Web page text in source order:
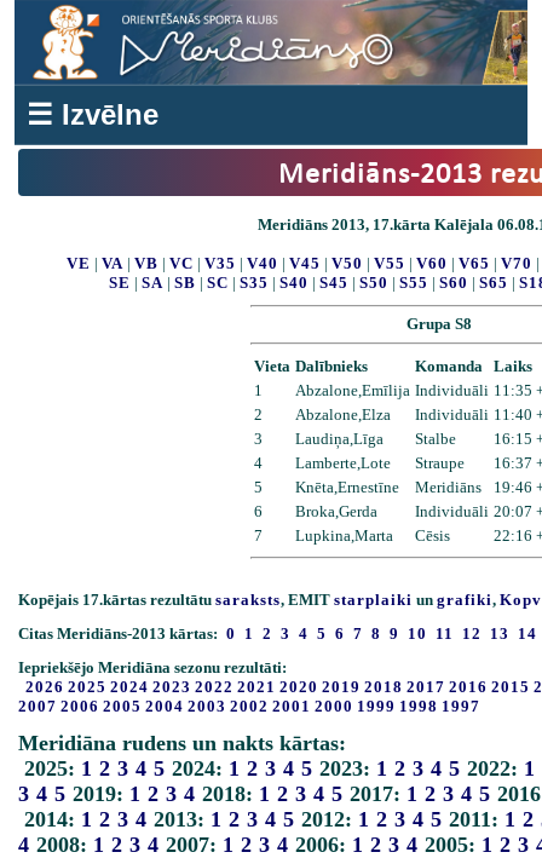
☰ Izvēlne
Meridiāns-2013
Meridiāns 2013, 17.kārta Kalējala
VE | VA | VB | VC | V35 | V40 | V45 | V50 | V55 | V60 | V65 | V70 |
SE | SA| SB | SC | S35 | S40 | S45 | S50 | S55 | S60 | S65 |
Grupa S8
Vieta Dalībnieks Komanda
Laiks
1
Abzalone,Emīlija Individuāli 11:35
2
Abzalone,Elza Individuāli 11:40
3
Laudiņa,Līga Stalbe
16:15
4
Lamberte,Lote Straupe
16:37
5
Knēta,Ernestīne Meridiāns
19:46
6
Broka,Gerda Individuāli 20:07
7
Lupkina,Marta Cēsis 22:16
Kopējais 17.kārtas rezultātu saraksts, EMIT starplaiki un grafiki,
Citas Meridiāns-2013 kārtas: 0 1 2 3 4 5 6 7 8 9 10 11 12 13
14
Iepriekšējo Meridiāna sezonu rezultāti:
2026 2025 2024 2023 2022 2021 2020 2019 2018 2017 2016 2015
2007 2006 2005 2004 2003 2002 2001 2000 1999 1998 1997
Meridiāna rudens un nakts kārtas:
2025: 1 2 3 4 5 2024: 1 2 3 4 5 2023: 1 2 3 4 5 2022: 1
3 4 5 2019: 1 2 3 4 2018: 1 2 3 4 5 2017: 1 2 3 4 5
2014: 1 2 3 4 2013: 1 2 3 4 5 2012: 1 2 3 4 5 2011: 1 2
4 2008: 1 2 3 4 2007: 1 2 3 4 2006: 1 2 3 4 2005: 1 2 3